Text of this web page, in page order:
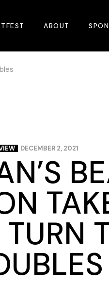
ABOUT
Donate
Blog
Contact Us
DECEMBER 2, 2021